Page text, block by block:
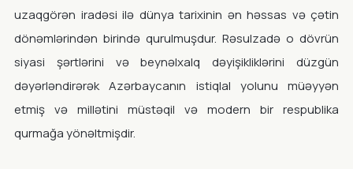
uzaqgörən iradəsi ilə dünya tarixinin ən həssas və çətin
dönəmlərindən birində qurulmuşdur. Rəsulzadə o dövrün
siyasi şərtlərini və beynəlxalq dəyişikliklərini düzgün
dəyərləndirərək Azərbaycanın istiqlal yolunu müəyyən
etmiş və millətini müstəqil və modern bir respublika
qurmağa yönəltmişdir.